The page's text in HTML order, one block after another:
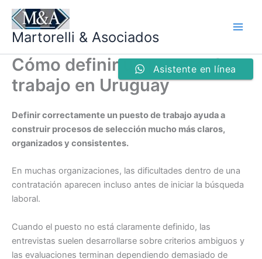
contenido
Martorelli & Asociados
Cómo definir un puesto de
trabajo en Uruguay
Definir correctamente un puesto de trabajo ayuda a
construir procesos de selección mucho más claros,
organizados y consistentes.
En muchas organizaciones, las dificultades dentro de una
contratación aparecen incluso antes de iniciar la búsqueda
laboral.
Cuando el puesto no está claramente definido, las
entrevistas suelen desarrollarse sobre criterios ambiguos y
las evaluaciones terminan dependiendo demasiado de
Asistente en línea